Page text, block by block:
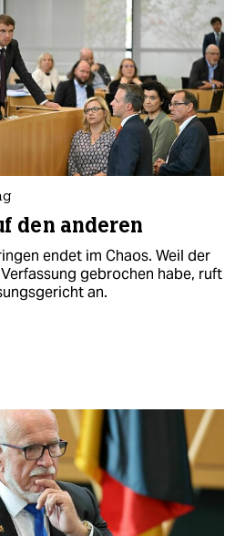
den anderen​
endet im Chaos. Weil der
gebrochen habe, ruft
an.